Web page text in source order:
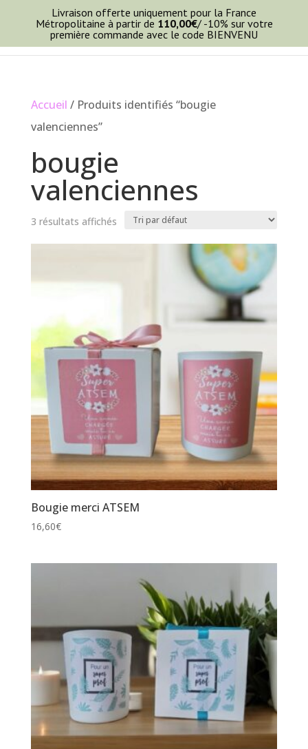
Accueil / Produits identifiés “bougie
valenciennes”
bougie
valenciennes
3 résultats affichés
Bougie merci ATSEM
16,60€
Livraison offerte uniquement pour la France
Métropolitaine à partir de 110,00€/ -10% sur votre
première commande avec le code BIENVENU